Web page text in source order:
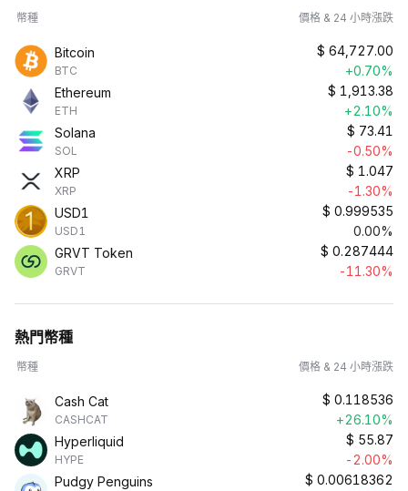
幣種 價格 & 24 小時漲跌
Bitcoin
BTC
$ 64,727.00
+0.70%
Ethereum
ETH
$ 1,913.38
+2.10%
Solana
SOL
$ 73.41
-0.50%
XRP
XRP
$ 1.047
-1.30%
USD1
USD1
$ 0.999535
0.00%
GRVT Token
GRVT
$ 0.287444
-11.30%
熱門幣種
幣種 價格 & 24 小時漲跌
Cash Cat
CASHCAT
$ 0.118536
+26.10%
Hyperliquid
HYPE
$ 55.87
-2.00%
Pudgy Penguins
$ 0.00618362